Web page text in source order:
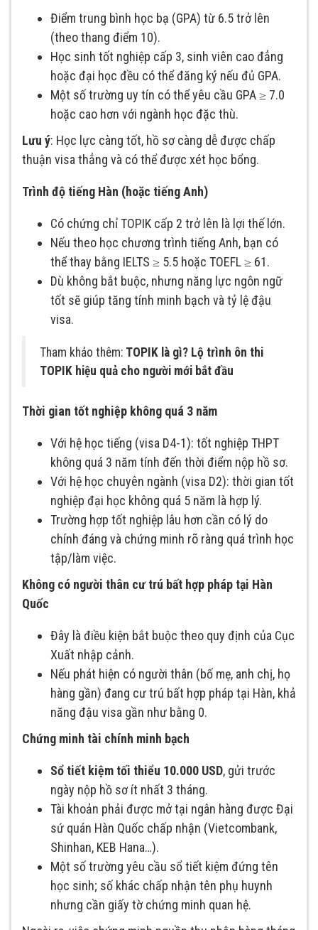
Điểm trung bình học bạ (GPA) từ 6.5 trở lên
(theo thang điểm 10).
Học sinh tốt nghiệp cấp 3, sinh viên cao đẳng
hoặc đại học đều có thể đăng ký nếu đủ GPA.
Một số trường uy tín có thể yêu cầu GPA ≥ 7.0
hoặc cao hơn với ngành học đặc thù.
Lưu ý: Học lực càng tốt, hồ sơ càng dễ được chấp
thuận visa thẳng và có thể được xét học bổng.
Trình độ tiếng Hàn (hoặc tiếng Anh)
Có chứng chỉ TOPIK cấp 2 trở lên là lợi thế lớn.
Nếu theo học chương trình tiếng Anh, bạn có
thể thay bằng IELTS ≥ 5.5 hoặc TOEFL ≥ 61.
Dù không bắt buộc, nhưng năng lực ngôn ngữ
tốt sẽ giúp tăng tính minh bạch và tỷ lệ đậu
visa.
Tham khảo thêm: TOPIK là gì? Lộ trình ôn thi
TOPIK hiệu quả cho người mới bắt đầu
Thời gian tốt nghiệp không quá 3 năm
Với hệ học tiếng (visa D4-1): tốt nghiệp THPT
không quá 3 năm tính đến thời điểm nộp hồ sơ.
Với hệ học chuyên ngành (visa D2): thời gian tốt
nghiệp đại học không quá 5 năm là hợp lý.
Trường hợp tốt nghiệp lâu hơn cần có lý do
chính đáng và chứng minh rõ ràng quá trình học
tập/làm việc.
Không có người thân cư trú bất hợp pháp tại Hàn
Quốc
Đây là điều kiện bắt buộc theo quy định của Cục
Xuất nhập cảnh.
Nếu phát hiện có người thân (bố mẹ, anh chị, họ
hàng gần) đang cư trú bất hợp pháp tại Hàn, khả
năng đậu visa gần như bằng 0.
Chứng minh tài chính minh bạch
Sổ tiết kiệm tối thiểu 10.000 USD, gửi trước
ngày nộp hồ sơ ít nhất 3 tháng.
Tài khoản phải được mở tại ngân hàng được Đại
sứ quán Hàn Quốc chấp nhận (Vietcombank,
Shinhan, KEB Hana…).
Một số trường yêu cầu sổ tiết kiệm đứng tên
học sinh; số khác chấp nhận tên phụ huynh
nhưng cần giấy tờ chứng minh quan hệ.